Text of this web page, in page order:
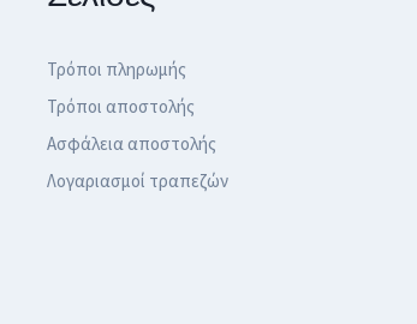
Τρόποι πληρωμής
Τρόποι αποστολής
Ασφάλεια αποστολής
Λογαριασμοί τραπεζών